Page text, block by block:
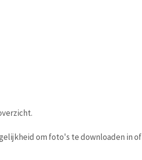
om foto's te downloaden in of